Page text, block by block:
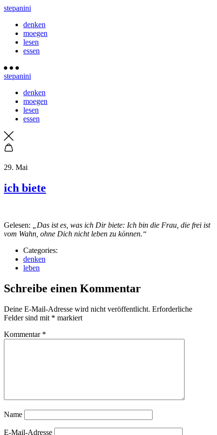
stepanini
denken
moegen
lesen
essen
stepanini
denken
moegen
lesen
essen
29. Mai
ich biete
Gelesen:
„Das ist es, was ich Dir biete: Ich bin die Frau, die frei ist
vom Wahn, ohne Dich nicht leben zu können.“
Categories:
denken
leben
Schreibe einen Kommentar
Deine E-Mail-Adresse wird nicht veröffentlicht. Erforderliche
Felder sind mit * markiert
Kommentar *
Name
E-Mail-Adresse